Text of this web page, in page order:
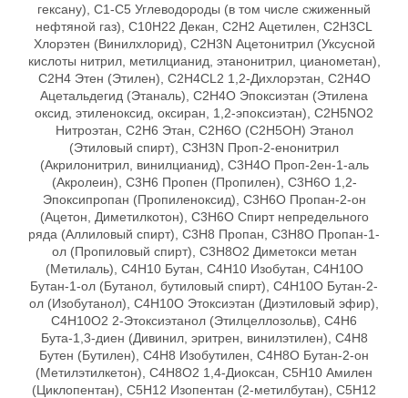
гексану), C1-C5 Углеводороды (в том числе сжиженный
нефтяной газ), C10H22 Декан, C2H2 Ацетилен, C2H3CL
Хлорэтен (Винилхлорид), C2H3N Ацетонитрил (Уксусной
кислоты нитрил, метилцианид, этанонитрил, цианометан),
C2H4 Этен (Этилен), C2H4CL2 1,2-Дихлорэтан, C2H4O
Ацетальдегид (Этаналь), C2H4O Эпоксиэтан (Этилена
оксид, этиленоксид, оксиран, 1,2-эпоксиэтан), C2H5NO2
Нитроэтан, C2H6 Этан, C2H6O (C2H5OH) Этанол
(Этиловый спирт), C3H3N Проп-2-енонитрил
(Акрилонитрил, винилцианид), C3H4O Проп-2ен-1-аль
(Акролеин), C3H6 Пропен (Пропилен), C3H6O 1,2-
Эпоксипропан (Пропиленоксид), C3H6O Пропан-2-он
(Ацетон, Диметилкотон), C3H6O Спирт непредельного
ряда (Аллиловый спирт), C3H8 Пропан, C3H8O Пропан-1-
ол (Пропиловый спирт), C3H8O2 Диметокси метан
(Метилаль), C4H10 Бутан, C4H10 Изобутан, C4H10O
Бутан-1-ол (Бутанол, бутиловый спирт), C4H10O Бутан-2-
ол (Изобутанол), C4H10O Этоксиэтан (Диэтиловый эфир),
C4H10O2 2-Этоксиэтанол (Этилцеллозольв), C4H6
Бута-1,3-диен (Дивинил, эритрен, винилэтилен), C4H8
Бутен (Бутилен), C4H8 Изобутилен, C4H8O Бутан-2-он
(Метилэтилкетон), C4Н8O2 1,4-Диоксан, C5H10 Амилен
(Циклопентан), C5H12 Изопентан (2-метилбутан), C5H12